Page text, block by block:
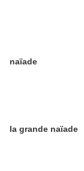
naïade
la grande naïade